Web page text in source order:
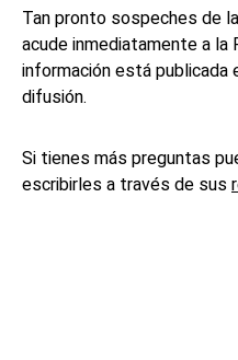
Tan pronto sospeches de
acude inmediatamente a
información está publicada
difusión.
Si tienes más preguntas
escribirles a través de sus